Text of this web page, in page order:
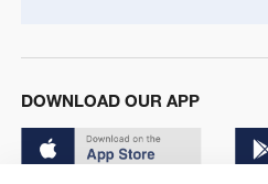
DOWNLOAD OUR APP